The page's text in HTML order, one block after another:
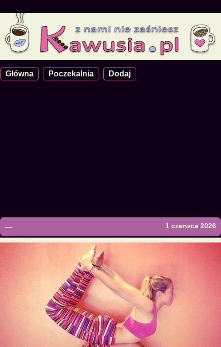
Główna Poczekalnia Dodaj
.... 1 czerwca 2026